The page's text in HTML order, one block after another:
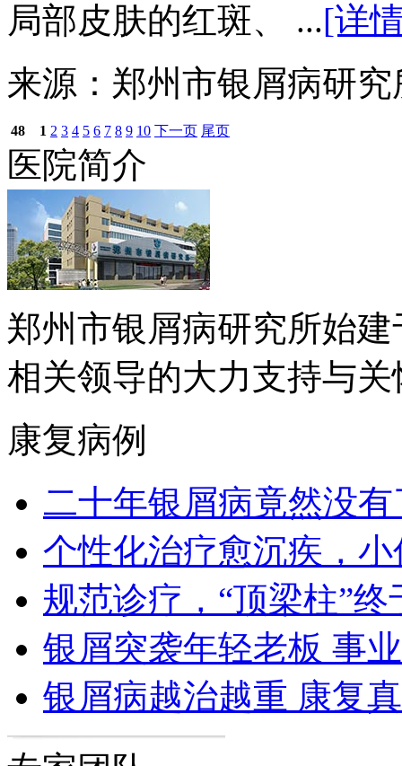
局部皮肤的红斑、 ...[详
来源：郑州市银屑病研
48 1 2 3 4 5 6 7 8 9 10 下一页 尾页
医院简介
郑州市银屑病研究所始
相关领导的大力支持与
康复病例
二十年银屑病竟然没
个性化治疗愈沉疾，
规范诊疗，“顶梁柱”终
银屑突袭年轻老板 事
银屑病越治越重 康复